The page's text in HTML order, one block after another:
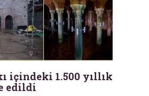
içindeki 1.500 yıllık
edildi